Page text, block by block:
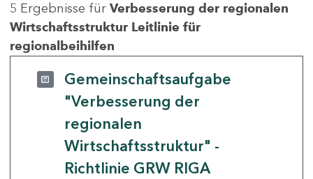
5 Ergebnisse für Verbesserung der regionalen
Wirtschaftsstruktur Leitlinie für
regionalbeihilfen
Gemeinschaftsaufgabe
"Verbesserung der
regionalen
Wirtschaftsstruktur" -
Richtlinie GRW RIGA